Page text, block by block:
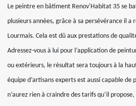
Le peintre en bâtiment Renov'Habitat 35 se
plusieurs années, grâce à sa persévérance il a
Lourmais. Cela est dû aux prestations de
Adressez-vous à lui pour l’application de
ou extérieurs, le résultat sera toujours à la
équipe d’artisans experts est aussi capable de
n’aurez rien à craindre des tarifs qu’il